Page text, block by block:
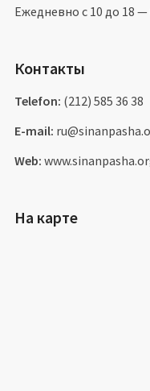
Ежедневно с 10 до 18
Контакты
Telefon: (212) 585 36 38
E-mail:
Web:
На карте